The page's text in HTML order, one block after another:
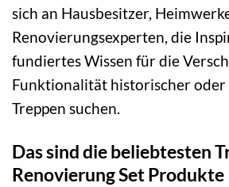
sich an Hausbesitzer,
Renovierungsexperten, die
fundiertes Wissen für die
Funktionalität historischer
Treppen suchen.
Das sind die beliebtesten
Renovierung Set Produkte